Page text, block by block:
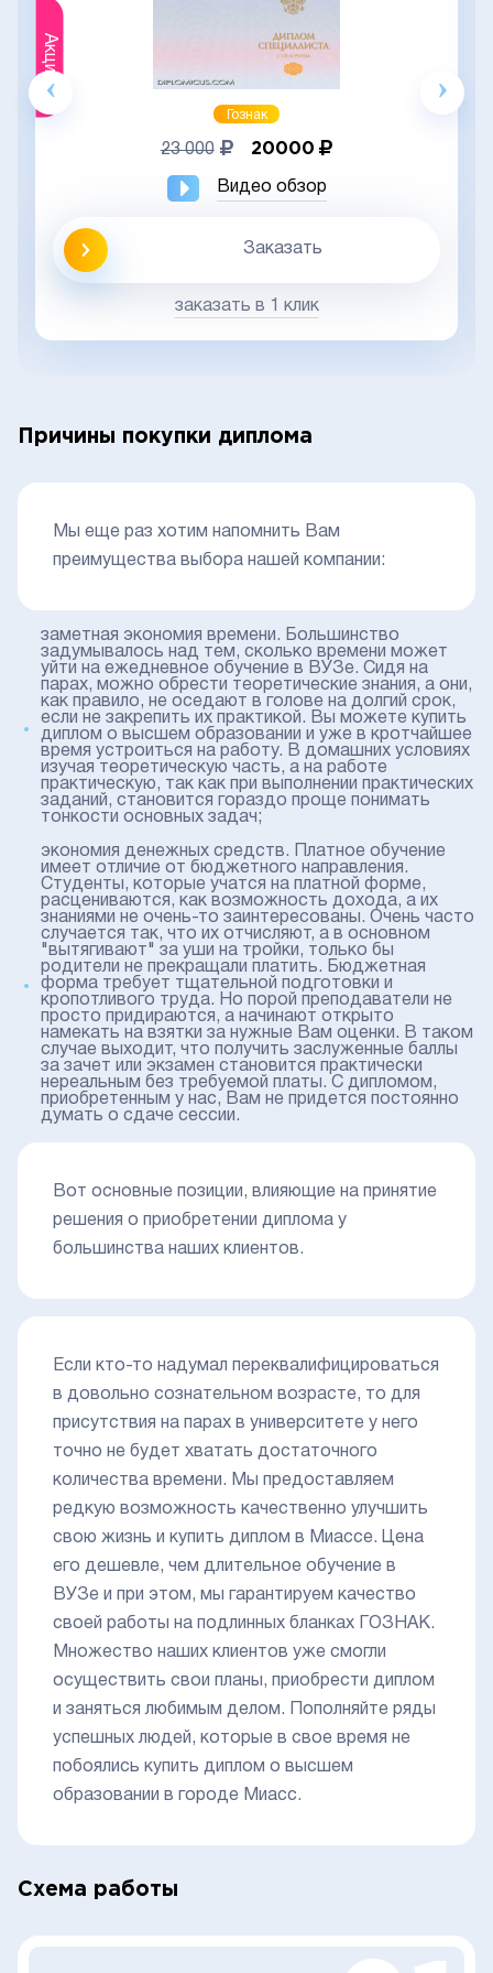
Акция
Гознак
23 000 20000
Видео обзор
Заказать
заказать в 1 клик
Причины покупки диплома
Мы еще раз хотим напомнить Вам
преимущества выбора нашей компании:
заметная экономия времени. Большинство
задумывалось над тем, сколько времени может
уйти на ежедневное обучение в ВУЗе. Сидя на
парах, можно обрести теоретические знания, а они,
как правило, не оседают в голове на долгий срок,
если не закрепить их практикой. Вы можете купить
диплом о высшем образовании и уже в кротчайшее
время устроиться на работу. В домашних условиях
изучая теоретическую часть, а на работе
практическую, так как при выполнении практических
заданий, становится гораздо проще понимать
тонкости основных задач;
экономия денежных средств. Платное обучение
имеет отличие от бюджетного направления.
Студенты, которые учатся на платной форме,
расцениваются, как возможность дохода, а их
знаниями не очень-то заинтересованы. Очень часто
случается так, что их отчисляют, а в основном
"вытягивают" за уши на тройки, только бы
родители не прекращали платить. Бюджетная
форма требует тщательной подготовки и
кропотливого труда. Но порой преподаватели не
просто придираются, а начинают открыто
намекать на взятки за нужные Вам оценки. В таком
случае выходит, что получить заслуженные баллы
за зачет или экзамен становится практически
нереальным без требуемой платы. С дипломом,
приобретенным у нас, Вам не придется постоянно
думать о сдаче сессии.
Вот основные позиции, влияющие на принятие
решения о приобретении диплома у
большинства наших клиентов.
Если кто-то надумал переквалифицироваться
в довольно сознательном возрасте, то для
присутствия на парах в университете у него
точно не будет хватать достаточного
количества времени. Мы предоставляем
редкую возможность качественно улучшить
свою жизнь и купить диплом в Миассе. Цена
его дешевле, чем длительное обучение в
ВУЗе и при этом, мы гарантируем качество
своей работы на подлинных бланках ГОЗНАК.
Множество наших клиентов уже смогли
осуществить свои планы, приобрести диплом
и заняться любимым делом. Пополняйте ряды
успешных людей, которые в свое время не
побоялись купить диплом о высшем
образовании в городе Миасс.
Схема работы